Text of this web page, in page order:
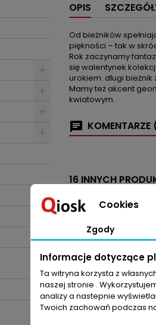
OPIS
Od bieżników
piękności – tak w
Rok zaczynamy
się walentynek
urokiem: długi
Mamy też akcent
kwiatowym.
16 INNYCH
Cookies
Zgody
Informacje dotyczące
Ta witryna korzysta z
naszej stronie .
analizy a nastepnie
Twoich zachowań podczas